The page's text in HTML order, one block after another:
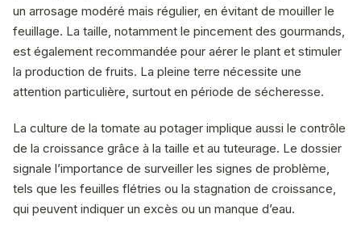
un arrosage modéré mais régulier, en évitant de mouiller le
feuillage. La taille, notamment le pincement des gourmands,
est également recommandée pour aérer le plant et stimuler
la production de fruits. La pleine terre nécessite une
attention particulière, surtout en période de sécheresse.
La culture de la tomate au potager implique aussi le contrôle
de la croissance grâce à la taille et au tuteurage. Le dossier
signale l’importance de surveiller les signes de problème,
tels que les feuilles flétries ou la stagnation de croissance,
qui peuvent indiquer un excès ou un manque d’eau.